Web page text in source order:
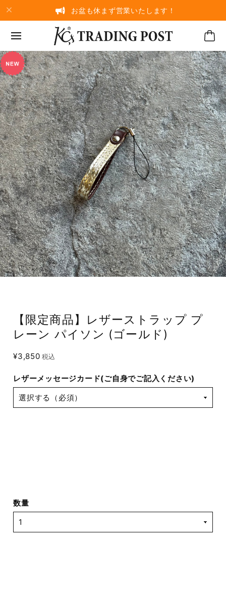
お盆も休まず営業いたします！
【限定商品】レザーストラップ プ
レーン パイソン (ゴールド)
¥3,850 税込
レザーメッセージカード(ご自身でご記入ください)
数量